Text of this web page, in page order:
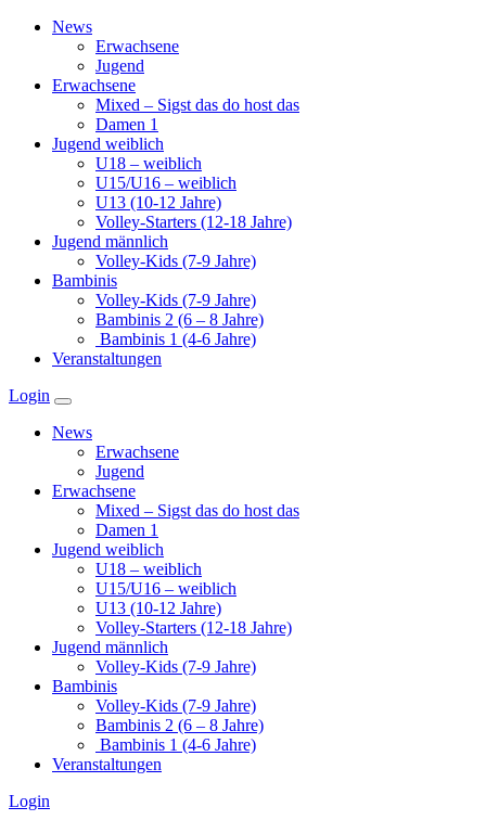
Zum
News
Erwachsene
Jugend
Erwachsene
Mixed – Sigst das do host das
Damen 1
Jugend weiblich
U18 – weiblich
U15/U16 – weiblich
U13 (10-12 Jahre)
Volley-Starters (12-18 Jahre)
Jugend männlich
Volley-Kids (7-9 Jahre)
Bambinis
Volley-Kids (7-9 Jahre)
Bambinis 2 (6 – 8 Jahre)
Bambinis 1 (4-6 Jahre)
Veranstaltungen
Login
News
Erwachsene
Jugend
Erwachsene
Mixed – Sigst das do host das
Damen 1
Jugend weiblich
U18 – weiblich
U15/U16 – weiblich
U13 (10-12 Jahre)
Volley-Starters (12-18 Jahre)
Jugend männlich
Volley-Kids (7-9 Jahre)
Bambinis
Volley-Kids (7-9 Jahre)
Bambinis 2 (6 – 8 Jahre)
Bambinis 1 (4-6 Jahre)
Veranstaltungen
Login